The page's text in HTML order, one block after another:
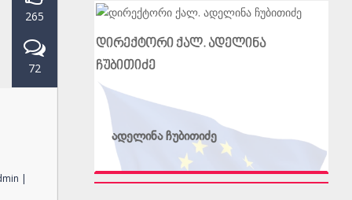
265
72
|
დირექტორი ქალ. ადელინა
ჩუბითიძე
ადელინა ჩუბითიძე